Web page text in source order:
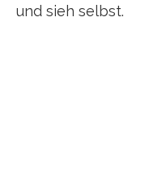
und sieh selbst.